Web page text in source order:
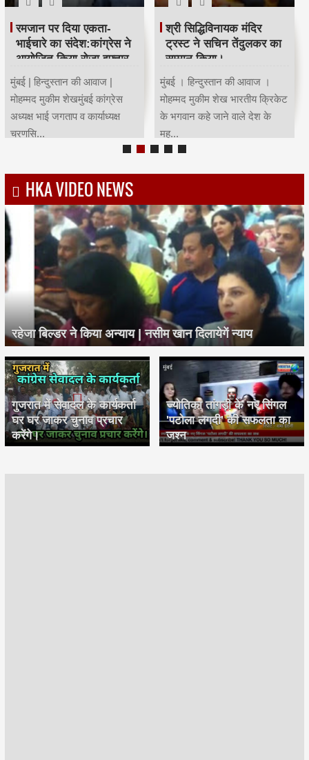
रमजान पर दिया एकता-
भाईचारे का संदेश:कांग्रेस ने
आयोजित किया रोजा इफ्तार
मुंबई | हिन्दुस्तान की आवाज |
मोहम्मद मुकीम शेखमुंबई कांग्रेस
अध्यक्ष भाई जगताप व कार्याध्यक्ष
चरणसि...
श्री सिद्धिविनायक मंदिर
ट्रस्ट ने सचिन तेंदुलकर का
सम्मान किया।
मुंबई । हिन्दुस्तान की आवाज ।
मोहम्मद मुकीम शेख भारतीय क्रिकेट
के भगवान कहे जाने वाले देश के
मह...
HKA VIDEO NEWS
रहेजा बिल्डर ने किया अन्याय | नसीम खान दिलायेगें न्याय
गुजरात में सेवादल के कार्यकर्ता
घर घर जाकर चुनाव प्रचार
करेंगे।
ज्योतिका तांगड़ी के नए सिंगल
'पटोला लगदी' की सफलता का
जश्न